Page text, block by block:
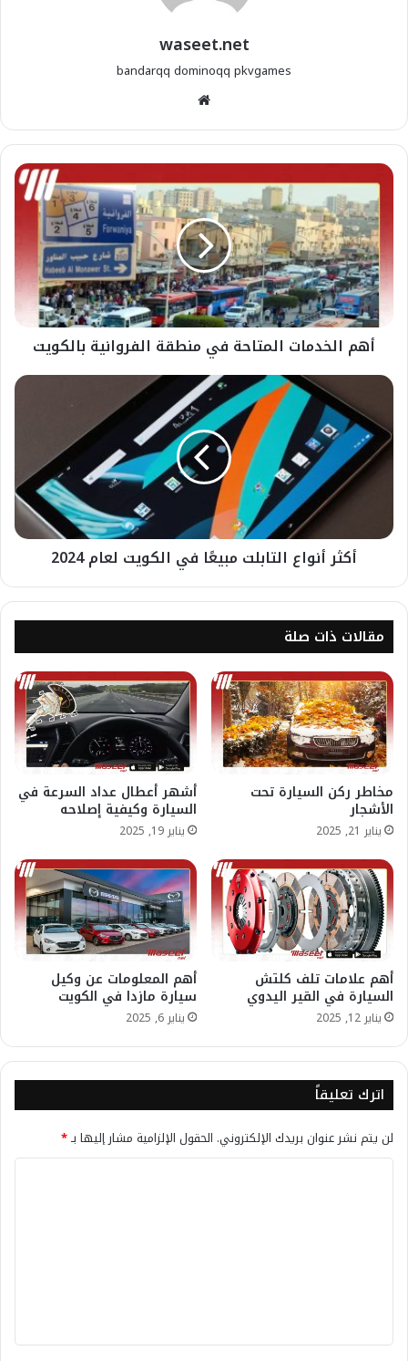
waseet.net
bandarqq dominoqq pkvgames
أهم الخدمات المتاحة في منطقة الفروانية بالكويت
أكثر أنواع التابلت مبيعًا في الكويت لعام 2024
مقالات ذات صلة
مخاطر ركن السيارة تحت
الأشجار
يناير 21, 2025
أشهر أعطال عداد السرعة في
السيارة وكيفية إصلاحه
يناير 19, 2025
أهم علامات تلف كلتش
السيارة في القير اليدوي
يناير 12, 2025
أهم المعلومات عن وكيل
سيارة مازدا في الكويت
يناير 6, 2025
اترك تعليقاً
لن يتم نشر عنوان بريدك الإلكتروني. الحقول الإلزامية مشار إليها بـ*